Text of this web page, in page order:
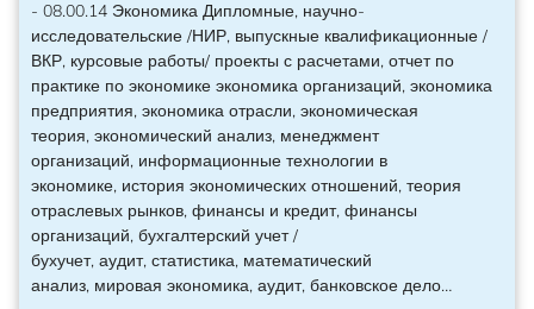
- 08.00.14 Экономика Дипломные, научно-
исследовательские /НИР, выпускные квалификационные /
ВКР, курсовые работы/ проекты с расчетами, отчет по
практике по экономике экономика организаций, экономика
предприятия, экономика отрасли, экономическая
теория, экономический анализ, менеджмент
организаций, информационные технологии в
экономике, история экономических отношений, теория
отраслевых рынков, финансы и кредит, финансы
организаций, бухгалтерский учет /
бухучет, аудит, статистика, математический
анализ, мировая экономика, аудит, банковское дело…